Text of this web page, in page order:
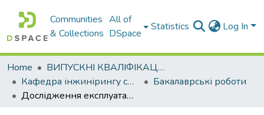
Communities
& Collections
All of
DSpace
Statistics Log In
Home
ВИПУСКНІ КВАЛІФІКАЦІЙНІ РОБОТИ
Кафедра інжинірингу систем автомобільного транспорту
Бакалаврські роботи
Дослідження експлуатаційних характеристик ходової частини електромобіля